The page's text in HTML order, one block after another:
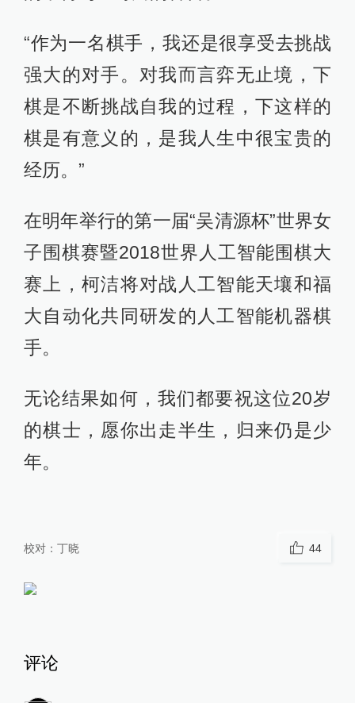
“作为一名棋手，我还是很享受去挑战
强大的对手。对我而言弈无止境，下
棋是不断挑战自我的过程，下这样的
棋是有意义的，是我人生中很宝贵的
经历。”
在明年举行的第一届“吴清源杯”世界女
子围棋赛暨2018世界人工智能围棋大
赛上，柯洁将对战人工智能天壤和福
大自动化共同研发的人工智能机器棋
手。
无论结果如何，我们都要祝这位20岁
的棋士，愿你出走半生，归来仍是少
年。
校对： 丁晓 44
评论